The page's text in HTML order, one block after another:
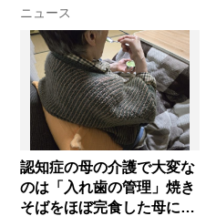
ニュース
認知症の母の介護で大変な
のは「入れ歯の管理」焼き
そばをほぼ完食した母に息